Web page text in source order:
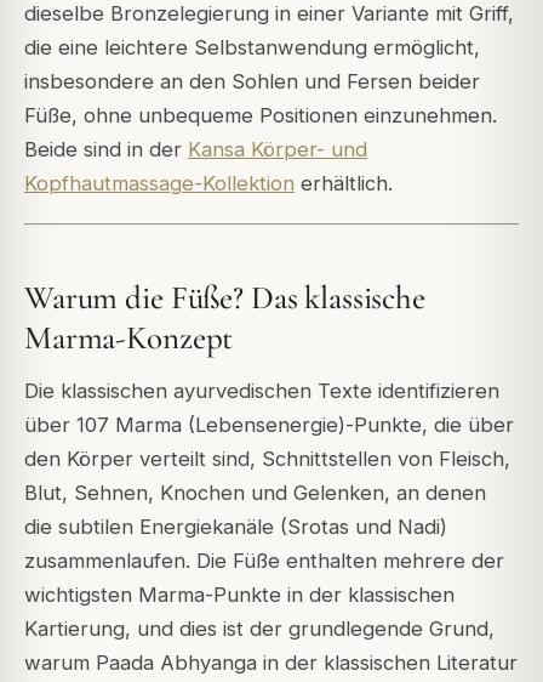
dieselbe Bronzelegierung in einer Variante mit Griff,
die eine leichtere Selbstanwendung ermöglicht,
insbesondere an den Sohlen und Fersen beider
Füße, ohne unbequeme Positionen einzunehmen.
Beide sind in der Kansa Körper- und
Kopfhautmassage-Kollektion erhältlich.
Warum die Füße? Das klassische
Marma-Konzept
Die klassischen ayurvedischen Texte identifizieren
über 107 Marma (Lebensenergie)-Punkte, die über
den Körper verteilt sind, Schnittstellen von Fleisch,
Blut, Sehnen, Knochen und Gelenken, an denen
die subtilen Energiekanäle (Srotas und Nadi)
zusammenlaufen. Die Füße enthalten mehrere der
wichtigsten Marma-Punkte in der klassischen
Kartierung, und dies ist der grundlegende Grund,
warum Paada Abhyanga in der klassischen Literatur